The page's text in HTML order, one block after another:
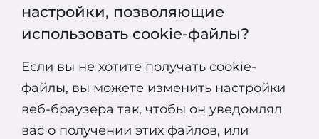
настройки, позволяющие
использовать cookie-файлы?
Если вы не хотите получать cookie-
файлы, вы можете изменить настройки
веб-браузера так, чтобы он уведомлял
вас о получении этих файлов, или